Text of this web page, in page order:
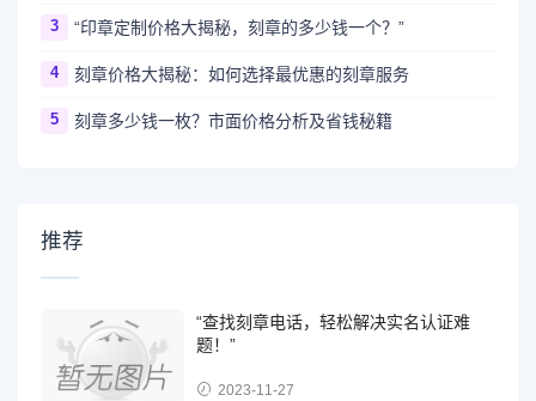
3 “印章定制价格大揭秘，刻章的多少钱一个？”
4 刻章价格大揭秘：如何选择最优惠的刻章服务
5 刻章多少钱一枚？市面价格分析及省钱秘籍
推荐
“查找刻章电话，轻松解决实名认证难
题！”
2023-11-27